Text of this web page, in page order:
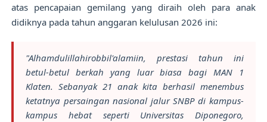
atas pencapaian gemilang yang diraih oleh para anak
didiknya pada tahun anggaran kelulusan 2026 ini:
"Alhamdulillahirobbil'alamiin, prestasi tahun ini
betul-betul berkah yang luar biasa bagi MAN 1
Klaten. Sebanyak 21 anak kita berhasil menembus
ketatnya persaingan nasional jalur SNBP di kampus-
kampus hebat seperti Universitas Diponegoro,